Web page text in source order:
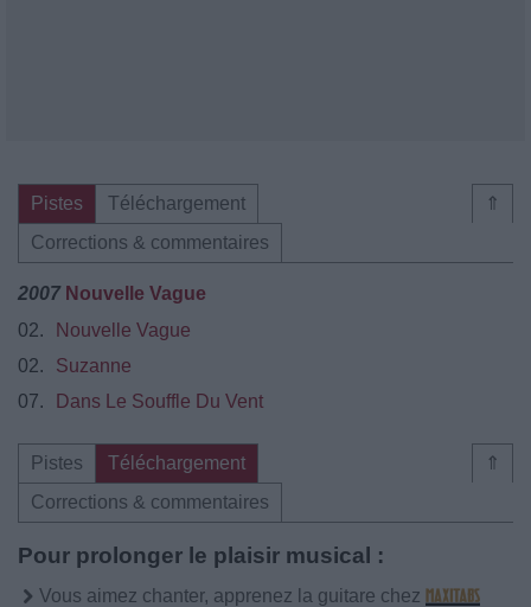
⇑
Pistes
Téléchargement
Corrections & commentaires
2007 Nouvelle Vague
02.
Nouvelle Vague
02.
Suzanne
07.
Dans Le Souffle Du Vent
⇑
Pistes
Téléchargement
Corrections & commentaires
Pour prolonger le plaisir musical :
Vous aimez chanter, apprenez la guitare chez